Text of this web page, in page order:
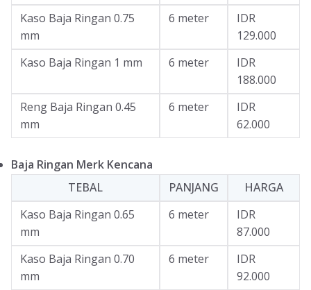
Kaso Baja Ringan 0.75
mm
6 meter
IDR
129.000
Kaso Baja Ringan 1 mm
6 meter
IDR
188.000
Reng Baja Ringan 0.45
mm
6 meter
IDR
62.000
Baja Ringan Merk Kencana
TEBAL
PANJANG
HARGA
Kaso Baja Ringan 0.65
mm
6 meter
IDR
87.000
Kaso Baja Ringan 0.70
mm
6 meter
IDR
92.000